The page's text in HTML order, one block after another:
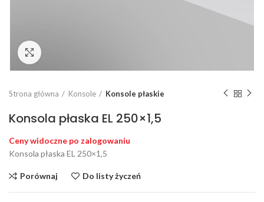
Strona główna Konsole Konsole płaskie
Konsola płaska EL 250×1,5
Ceny widoczne po zalogowaniu
Konsola płaska EL 250×1,5
Porównaj Do listy życzeń